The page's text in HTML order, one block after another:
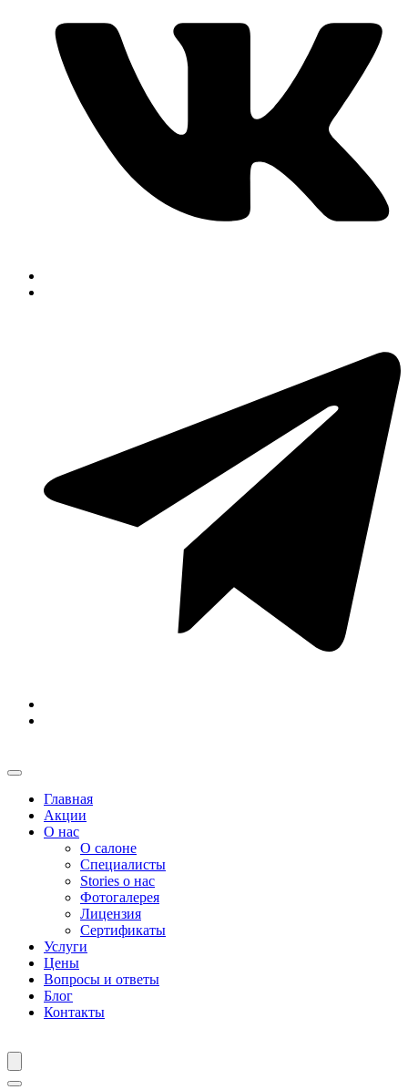
Главная
Акции
О нас
О салоне
Специалисты
Stories о нас
Фотогалерея
Лицензия
Сертификаты
Услуги
Цены
Вопросы и ответы
Блог
Контакты